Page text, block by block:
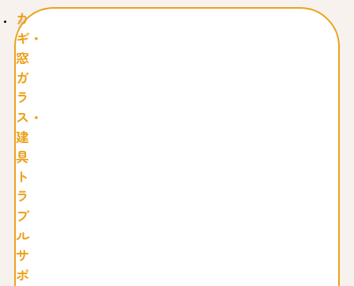
カ
ギ・
窓
ガ
ラ
ス・
建
具
ト
ラ
ブ
ル
サ
ポ